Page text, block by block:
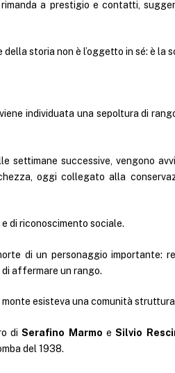
a prestigio e contatti,
della storia non è l’oggetto in sé: è la
individuata una sepoltura di
settimane successive, vengono
oggi collegato alla
di riconoscimento sociale.
di un personaggio importante:
di affermare un rango.
monte esisteva una comunità
diSerafino Marmo eSilvio
del 1938.